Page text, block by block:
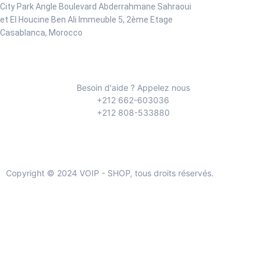
City Park Angle Boulevard Abderrahmane Sahraoui
et El Houcine Ben Ali Immeuble 5, 2ème Etage
Casablanca, Morocco
Besoin d'aide ? Appelez nous
+212 662-603036
+212 808-533880
Copyright © 2024 VOIP - SHOP, tous droits réservés.